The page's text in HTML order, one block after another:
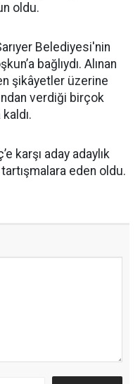
oldu.
Belediyesi'nin
bağlıydı. Alınan
şikâyetler üzerine
verdiği birçok
karşı aday adaylık
eden oldu.